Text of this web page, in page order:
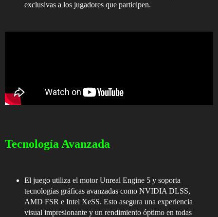
exclusivas a los jugadores que participen.
Tecnología Avanzada
El juego utiliza el motor Unreal Engine 5 y soporta
tecnologías gráficas avanzadas como NVIDIA DLSS,
AMD FSR e Intel XeSS. Esto asegura una experiencia
visual impresionante y un rendimiento óptimo en todas